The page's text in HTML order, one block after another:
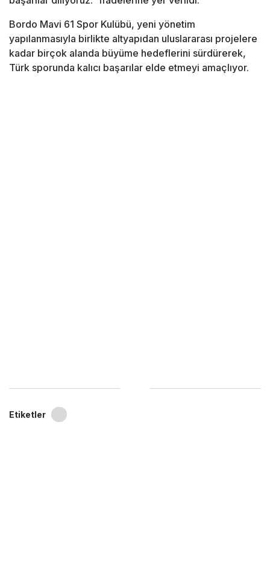
Bordo Mavi 61 Spor Kulübü, yeni yönetim
yapılanmasıyla birlikte altyapıdan uluslararası projelere
kadar birçok alanda büyüme hedeflerini sürdürerek,
Türk sporunda kalıcı başarılar elde etmeyi amaçlıyor.
Etiketler